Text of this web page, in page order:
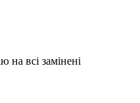
на всі замінені